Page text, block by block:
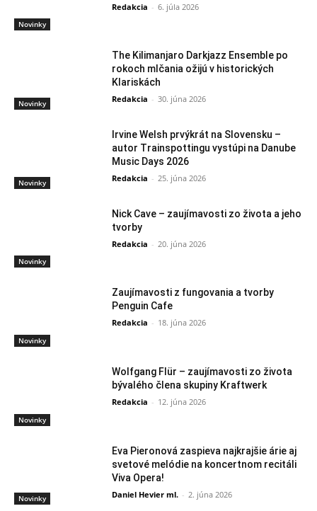
Novinky
Redakcia - 6. júla 2026
Novinky
The Kilimanjaro Darkjazz Ensemble po
rokoch mlčania ožijú v historických
Klariskách
Redakcia - 30. júna 2026
Novinky
Irvine Welsh prvýkrát na Slovensku –
autor Trainspottingu vystúpi na Danube
Music Days 2026
Redakcia - 25. júna 2026
Novinky
Nick Cave – zaujímavosti zo života a jeho
tvorby
Redakcia - 20. júna 2026
Novinky
Zaujímavosti z fungovania a tvorby
Penguin Cafe
Redakcia - 18. júna 2026
Novinky
Wolfgang Flür – zaujímavosti zo života
bývalého člena skupiny Kraftwerk
Redakcia - 12. júna 2026
Novinky
Eva Pieronová zaspieva najkrajšie árie aj
svetové melódie na koncertnom recitáli
Viva Opera!
Daniel Hevier ml. - 2. júna 2026